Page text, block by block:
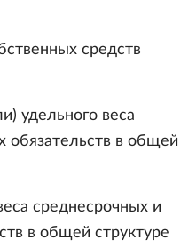
средств
удельного веса
обязательств в общей
среднесрочных и
в общей структуре